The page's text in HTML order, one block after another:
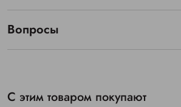
Вопросы
С этим товаром покупают